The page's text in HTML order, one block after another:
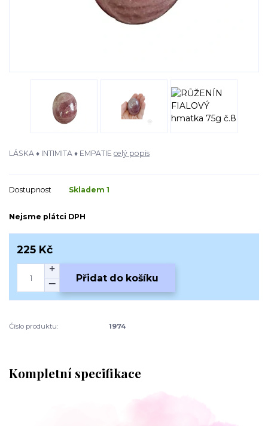
LÁSKA ♦ INTIMITA ♦ EMPATIE celý popis
Dostupnost Skladem 1
Nejsme plátci DPH
225 Kč
Přidat do košíku
Číslo produktu: 1974
Kompletní specifikace